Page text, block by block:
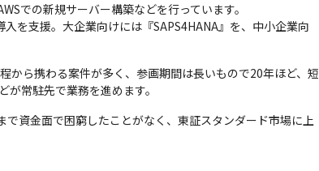
での新規サーバー構築などを行っています。
を支援。大企業向けには『SAPS4HANA』を、中小企業向
から携わる案件が多く、参画期間は長いもので20年ほど、短
常駐先で業務を進めます。
資金面で困窮したことがなく、東証スタンダード市場に上